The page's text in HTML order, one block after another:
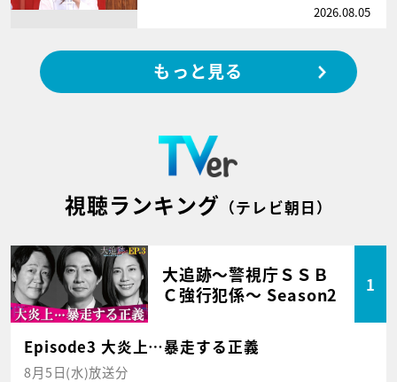
2026.08.05
もっと見る
視聴ランキング （テレビ朝日）
大追跡～警視庁ＳＳＢ
Ｃ強行犯係～ Season2
1
Episode3 大炎上…暴走する正義
8月5日(水)放送分